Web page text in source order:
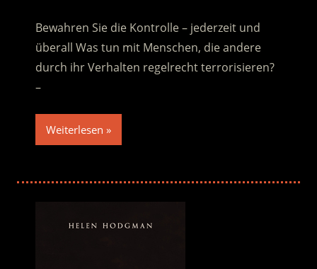
Bewahren Sie die Kontrolle – jederzeit und
überall Was tun mit Menschen, die andere
durch ihr Verhalten regelrecht terrorisieren?
–
Weiterlesen